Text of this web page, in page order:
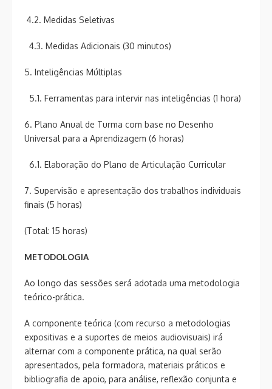
4.2. Medidas Seletivas
4.3. Medidas Adicionais (30 minutos)
5. Inteligências Múltiplas
5.1. Ferramentas para intervir nas inteligências (1 hora)
6. Plano Anual de Turma com base no Desenho
Universal para a Aprendizagem (6 horas)
6.1. Elaboração do Plano de Articulação Curricular
7. Supervisão e apresentação dos trabalhos individuais
finais (5 horas)
(Total: 15 horas)
METODOLOGIA
Ao longo das sessões será adotada uma metodologia
teórico-prática.
A componente teórica (com recurso a metodologias
expositivas e a suportes de meios audiovisuais) irá
alternar com a componente prática, na qual serão
apresentados, pela formadora, materiais práticos e
bibliografia de apoio, para análise, reflexão conjunta e